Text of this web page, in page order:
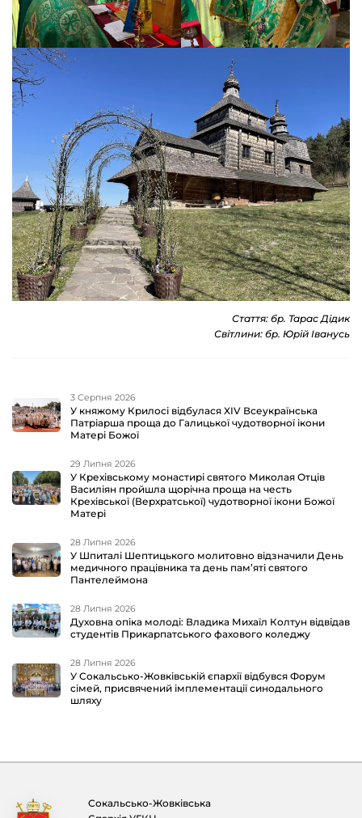
Стаття: бр. Тарас Дідик
Світлини: бр. Юрій Іванусь
3 Серпня 2026
У княжому Крилосі відбулася XIV Всеукраїнська
Патріарша проща до Галицької чудотворної ікони
Матері Божої
29 Липня 2026
У Крехівському монастирі святого Миколая Отців
Василіян пройшла щорічна проща на честь
Крехівської (Верхратської) чудотворної ікони Божої
Матері
28 Липня 2026
У Шпиталі Шептицького молитовно відзначили День
медичного працівника та день пам’яті святого
Пантелеймона
28 Липня 2026
Духовна опіка молоді: Владика Михаїл Колтун відвідав
студентів Прикарпатського фахового коледжу
28 Липня 2026
У Сокальсько-Жовківській єпархії відбувся Форум
сімей, присвячений імплементації синодального
шляху
Сокальсько-Жовківська